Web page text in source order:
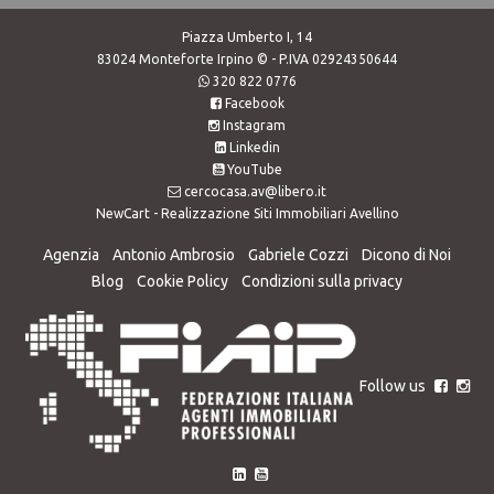
Piazza Umberto I, 14
83024 Monteforte Irpino © - P.IVA 02924350644
320 822 0776
Facebook
Instagram
Linkedin
YouTube
cercocasa.av@libero.it
NewCart - Realizzazione Siti Immobiliari Avellino
Agenzia Antonio Ambrosio Gabriele Cozzi
Dicono di Noi
Blog
Cookie Policy Condizioni sulla privacy
Follow us